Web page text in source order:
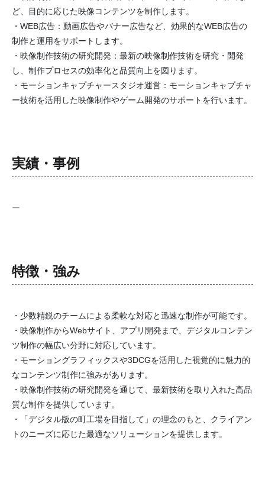
ど、目的に応じた映像コンテンツを制作します。
・WEB広告：動画広告やバナー広告など、効果的なWEB広告の
制作と運用をサポートします。
・映像制作技術の研究開発：最新の映像制作技術を研究・開発
し、制作プロセスの効率化と品質向上を図ります。
・モーションキャプチャースタジオ運営：モーションキャプチャ
ー技術を活用した映像制作やゲーム開発のサポートを行います。
実績・事例
ー
特徴・強み
・少数精鋭のチームによる柔軟な対応と迅速な制作が可能です。
・映像制作からWebサイト、アプリ開発まで、デジタルコンテン
ツ制作の幅広い分野に対応しています。
・モーショングラフィックスや3DCGを活用した視覚的に魅力的
なコンテンツ制作に強みがあります。
・映像制作技術の研究開発を通じて、最新技術を取り入れた高品
質な制作を提供しています。
・「デジタル版の町工場を目指して」の理念のもと、クライアン
トのニーズに応じた最適なソリューションを提供します。